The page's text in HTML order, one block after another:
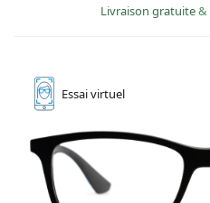
Livraison gratuite&
Essaivirtuel